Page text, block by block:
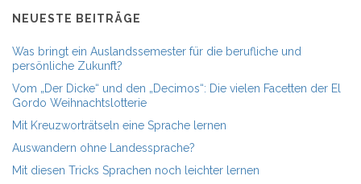
NEUESTE BEITRÄGE
Was bringt ein Auslandssemester für die berufliche und
persönliche Zukunft?
Vom „Der Dicke“ und den „Decimos“: Die vielen Facetten der El
Gordo Weihnachtslotterie
Mit Kreuzworträtseln eine Sprache lernen
Auswandern ohne Landessprache?
Mit diesen Tricks Sprachen noch leichter lernen